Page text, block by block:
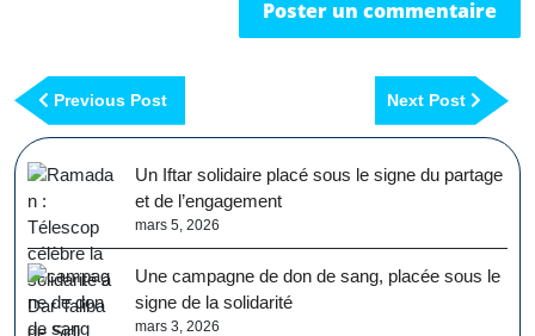
Previous Post Next Post
Un Iftar solidaire placé sous le signe du partage
et de l’engagement
mars 5, 2026
Une campagne de don de sang, placée sous le
signe de la solidarité
mars 3, 2026